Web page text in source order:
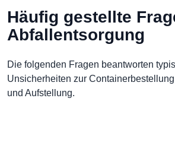
Häufig gestellte
Abfallentsorgung
Die folgenden Fragen beantworten
Unsicherheiten zur
und Aufstellung.